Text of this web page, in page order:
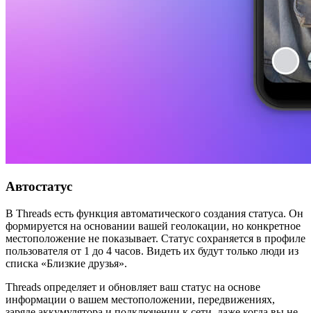
Автостатус
В Threads есть функция автоматического создания статуса. Он
формируется на основании вашей геолокации, но конкретное
местоположение не показывает. Статус сохраняется в профиле
пользователя от 1 до 4 часов. Видеть их будут только люди из
списка «Близкие друзья».
Threads определяет и обновляет ваш статус на основе
информации о вашем местоположении, передвижениях,